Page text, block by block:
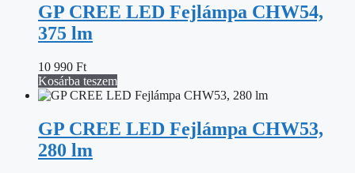
GP CREE LED Fejlámpa CHW54,
375 lm
10 990 Ft
Kosárba teszem
GP CREE LED Fejlámpa CHW53,
280 lm